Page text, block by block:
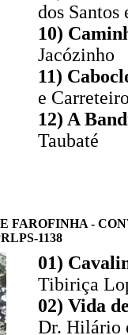
dos Santos
10)
Jacózinho
11)
e
12) A
Taubaté
FAROFINHA -
1138
01)
Tibiriça
02) Vida
Dr. Hilário